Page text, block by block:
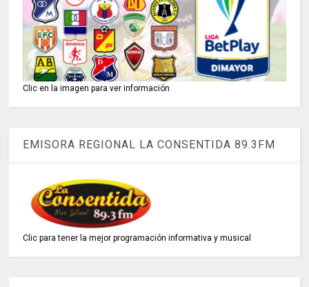
Clic en la imagen para ver información
EMISORA REGIONAL LA CONSENTIDA 89.3FM
Clic para tener la mejor programación informativa y musical